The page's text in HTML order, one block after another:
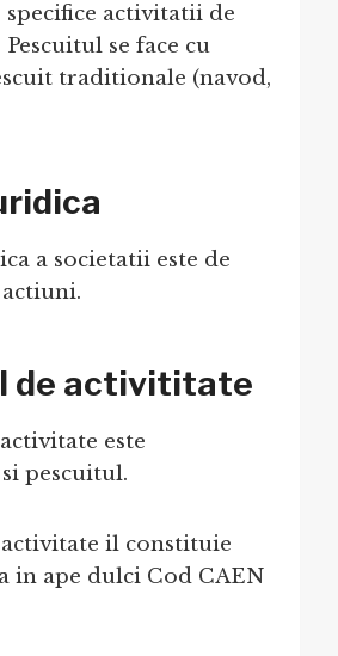
activitatii de
se face cu
traditionale (navod,
a societatii este de
de activititate
este
pescuitul.
il constituie
in ape dulci Cod CAEN